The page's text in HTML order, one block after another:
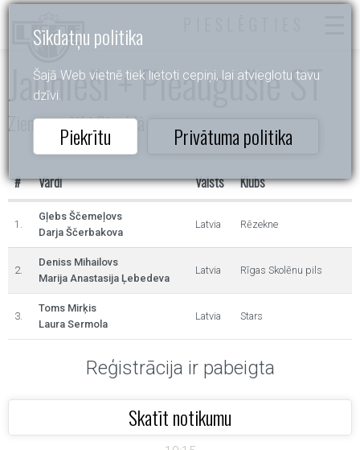
Sīkdatņu politika
Šajā Web vietnē tiek lietoti cepiņi, lai atvieglotu tavu
dzīvi.
Piekrītu Privātuma politika
Jaunieši + Pieaugušie ST
Ziemassvētki Siguldā
# Vārdi Valsts Klubs
1.
Gļebs Ščemeļovs
Darja Ščerbakova
Latvia Rēzekne
2.
Deniss Mihailovs
Marija Anastasija Ļebedeva
Latvia Rīgas Skolēnu pils
3.
Toms Mirķis
Laura Sermola
Latvia Stars
Reģistrācija ir pabeigta
Skatīt notikumu